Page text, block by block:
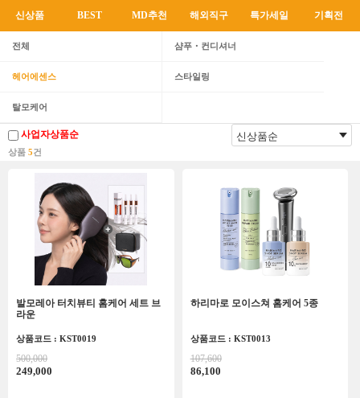
신상품 BEST MD추천 해외직구 특가세일 기획전
전체 샴푸・컨디셔너
헤어에센스 스타일링
탈모케어
사업자상품순
상품 5건
발모레아 터치뷰티 홈케어 세트 브
라운
상품코드 : KST0019
500,000
249,000
하리마로 모이스쳐 홈케어 5종
상품코드 : KST0013
107,600
86,100